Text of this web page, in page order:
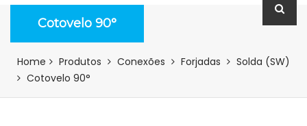
Cotovelo 90°
Home Produtos Conexões Forjadas
Solda (SW)
Cotovelo 90°